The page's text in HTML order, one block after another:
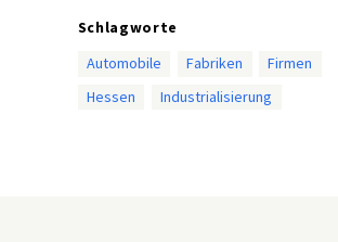
Schlagworte
Automobile
Fabriken
Firmen
Hessen
Industrialisierung